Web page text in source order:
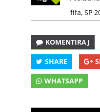
fifa, SP
KOMENTIRAJ
SHARE
WHATSAPP